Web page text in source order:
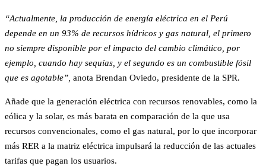
“Actualmente, la producción de energía eléctrica en el Perú
depende en un 93% de recursos hídricos y gas natural, el primero
no siempre disponible por el impacto del cambio climático, por
ejemplo, cuando hay sequías, y el segundo es un combustible fósil
que es agotable”, anota Brendan Oviedo, presidente de la SPR.
Añade que la generación eléctrica con recursos renovables, como la
eólica y la solar, es más barata en comparación de la que usa
recursos convencionales, como el gas natural, por lo que incorporar
más RER a la matriz eléctrica impulsará la reducción de las actuales
tarifas que pagan los usuarios.